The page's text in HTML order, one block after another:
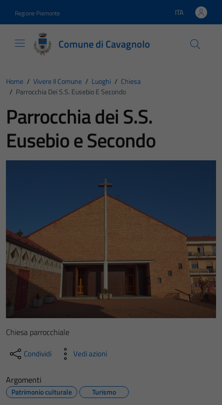
Regione Piemonte Lingua attiva:
ITA
Comune di Cavagnolo
Home / Vivere Il Comune / Luoghi / Chiesa
/ Parrocchia Dei S.S. Eusebio E Secondo
Parrocchia dei S.S.
Eusebio e Secondo
Chiesa parrocchiale
Condividi Vedi azioni
Argomenti
Patrimonio culturale Turismo